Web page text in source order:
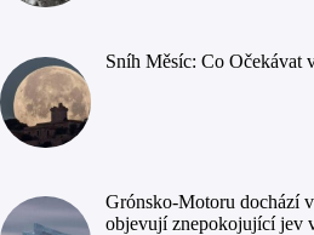
Sníh Měsíc: Co Očekávat
Grónsko-Motoru dochází
objevují znepokojující jev